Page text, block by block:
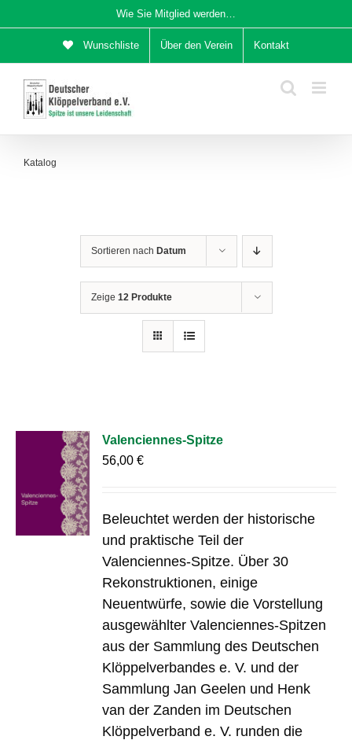
Inhalt
Wie Sie Mitglied werden…
Wunschliste Über den Verein Kontakt
Katalog
Sortieren nach Datum
Zeige 12 Produkte
Valenciennes-Spitze
56,00€
Beleuchtet werden der historische
und praktische Teil der
Valenciennes-Spitze. Über 30
Rekonstruktionen, einige
Neuentwürfe, sowie die Vorstellung
ausgewählter Valenciennes-Spitzen
aus der Sammlung des Deutschen
Klöppelverbandes e. V. und der
Sammlung Jan Geelen und Henk
van der Zanden im Deutschen
Klöppelverband e. V. runden die